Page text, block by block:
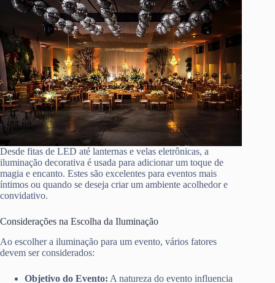
Desde fitas de LED até lanternas e velas eletrônicas, a
iluminação decorativa é usada para adicionar um toque de
magia e encanto. Estes são excelentes para eventos mais
íntimos ou quando se deseja criar um ambiente acolhedor e
convidativo.
Considerações na Escolha da Iluminação
Ao escolher a iluminação para um evento, vários fatores
devem ser considerados:
Objetivo do Evento: A natureza do evento influencia